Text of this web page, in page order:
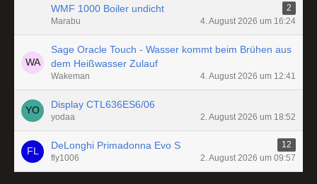
WMF 1000 Boiler undicht
2
Marabu
4. August 2026 um 16:24
Sage Oracle Touch - Wasser kommt beim Brühen aus
dem Heißwasser Zulauf
Wakeman 4. August 2026 um 12:41
Display CTL636ES6/06
yodaa 2. August 2026 um 18:52
DeLonghi Primadonna Evo S
12
fly1006
2. August 2026 um 09:57